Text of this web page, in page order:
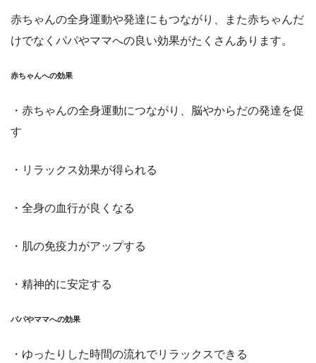
赤ちゃんの全身運動や発達にもつながり、また赤ちゃんだ
けでなくパパやママへの良い効果がたくさんあります。
赤ちゃんへの効果
・赤ちゃんの全身運動につながり、脳やからだの発達を促
す
・リラックス効果が得られる
・全身の血行が良くなる
・肌の免疫力がアップする
・精神的に安定する
パパやママへの効果
・ゆったりした時間の流れでリラックスできる